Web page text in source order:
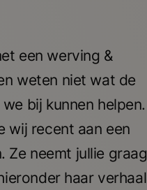
een werving &
weten niet wat de
bij kunnen helpen.
wij recent aan een
Ze neemt jullie graag
haar